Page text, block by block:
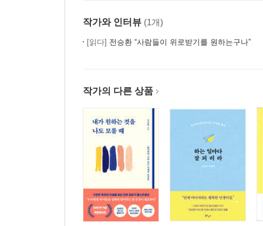
다시, 사랑
만나지 못할 약속
비를 머금은 대지처럼
▶ 〈책 읽어주는 남자〉의 토닥토닥 프로젝트
_누군가에게 마음을 열기 어려운 시대에
걱정의 이유
‘늘’이라는 한 글자
작가와 인터뷰 (1개)
[읽다] 전승환 “사람들이 위로받기를 원하는구나”
작가의 다른 상품